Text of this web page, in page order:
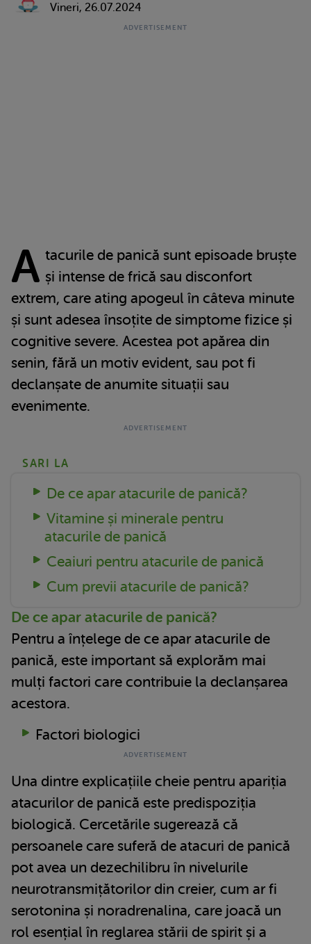
Vineri, 26.07.2024
A tacurile de panică sunt episoade bruște
și intense de frică sau disconfort
extrem, care ating apogeul în câteva minute
și sunt adesea însoțite de simptome fizice și
cognitive severe. Acestea pot apărea din
senin, fără un motiv evident, sau pot fi
declanșate de anumite situații sau
evenimente.
SARI LA
De ce apar atacurile de panică?
Vitamine și minerale pentru
atacurile de panică
Ceaiuri pentru atacurile de panică
Cum previi atacurile de panică?
De ce apar atacurile de panică?
Pentru a înțelege de ce apar atacurile de
panică, este important să explorăm mai
mulți factori care contribuie la declanșarea
acestora.
Factori biologici
Una dintre explicațiile cheie pentru apariția
atacurilor de panică este predispoziția
biologică. Cercetările sugerează că
persoanele care suferă de atacuri de panică
pot avea un dezechilibru în nivelurile
neurotransmițătorilor din creier, cum ar fi
serotonina și noradrenalina, care joacă un
rol esențial în reglarea stării de spirit și a